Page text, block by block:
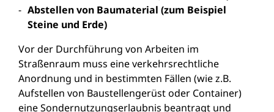
Abstellen von Baumaterial (zum Beispiel
Steine und Erde)
Vor der Durchführung von Arbeiten im
Straßenraum muss eine verkehrsrechtliche
Anordnung und in bestimmten Fällen (wie z.B.
Aufstellen von Baustellengerüst oder Container)
eine Sondernutzungserlaubnis beantragt und